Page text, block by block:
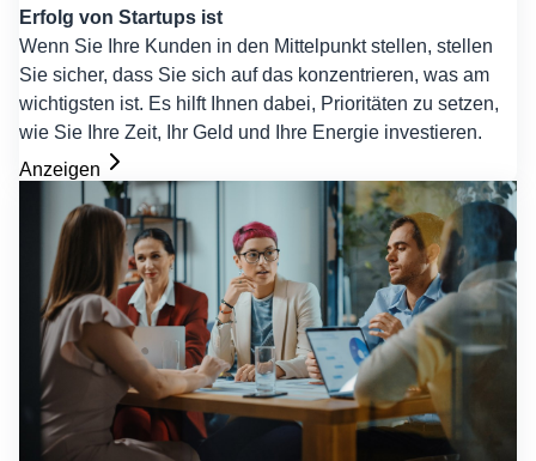
Erfolg von Startups ist
Wenn Sie Ihre Kunden in den Mittelpunkt stellen, stellen
Sie sicher, dass Sie sich auf das konzentrieren, was am
wichtigsten ist. Es hilft Ihnen dabei, Prioritäten zu setzen,
wie Sie Ihre Zeit, Ihr Geld und Ihre Energie investieren.
Anzeigen